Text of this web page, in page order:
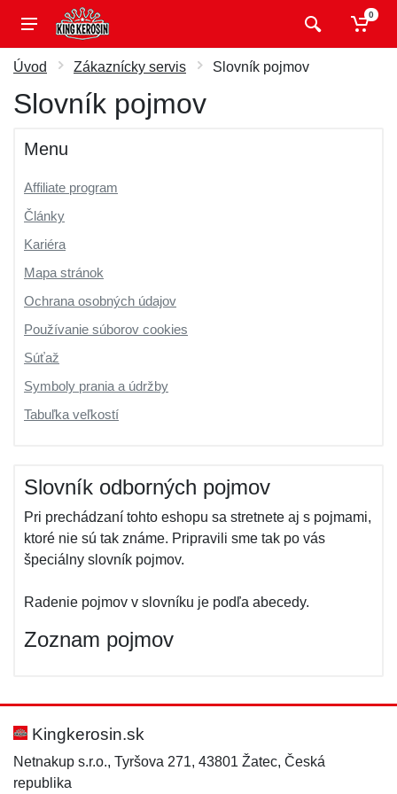
0
Úvod Zákaznícky servis Slovník pojmov
Slovník pojmov
Menu
Affiliate program
Články
Kariéra
Mapa stránok
Ochrana osobných údajov
Používanie súborov cookies
Súťaž
Symboly prania a údržby
Tabuľka veľkostí
Slovník odborných pojmov
Pri prechádzaní tohto eshopu sa stretnete aj s pojmami,
ktoré nie sú tak známe. Pripravili sme tak po vás
špeciálny slovník pojmov.
Radenie pojmov v slovníku je podľa abecedy.
Zoznam pojmov
Kingkerosin.sk
Netnakup s.r.o., Tyršova 271, 43801 Žatec, Česká
republika